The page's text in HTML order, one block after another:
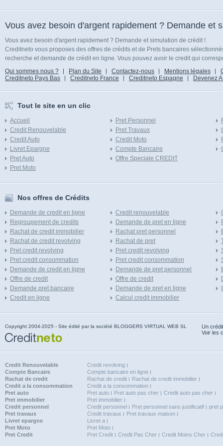
Vous avez besoin d'argent rapidement ? Demande et
Vous avez besoin d'argent rapidement ? Demande et simulation de crédit !
Creditneto vous proposes des offres de crédits et de Prets bancaires
recherche et demande de crédit en ligne. Vous pouvez avoir le credit qui
Qui sommes nous ?
Plan du Site Contactez-nous Mentions légales
Creditneto Pays Bas
Creditneto France Creditneto Espagne Devenez
Tout le site en un clic
Accueil
Credit Renouvelable
Credit Auto
Livret Epargne
Pret Auto
Pret Moto
Pret Personnel
Pret Travaux
Credit Moto
Compte Bancaire
Offre Speciale CREDIT
Nos offres de Crédits
Demande de credit en ligne
Regroupement de credits
Rachat de credit immobilier
Rachat de credit revolving
Pret credit revolving
Pret credit consommation
Demande de credit en ligne
Offre de credit
Demande pret bancaire
Credit en ligne
Credit renouvelable
Demande de pret en ligne
Rachat pret personnel
Rachat de pret
Pret credit revolving
Pret credit consommation
Demande de pret personnel
Offre de credit
Demande de pret en ligne
Calcul credit immobilier
Copyright 2004-2025 - Site édité par la société BLOGGERS VIRTUAL WEB SL
Un
Voir les
Credit Renouvelable
Credit revolving
Compte Bancaire
Compte bancaire en ligne
Rachat de credit
Rachat de credit
Rachat de credit immobilier
Credit a la consommation
Credit a la consommation
Pret auto
Pret auto Pret auto pas cher
Credit auto pas cher
Pret immobilier
Pret immobilier
Credit personnel
Credit personnel Pret personnel sans justificatif
pret
Pret travaux
Credit travaux
Pret travaux maison
Livret epargne
Livret a
Pret Moto
Pret Moto
Pret Credit
Pret Credit Credit Pas Cher Credit Moins Cher